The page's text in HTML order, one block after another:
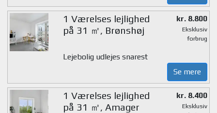
1 Værelses lejlighed
på 31 ㎡, Brønshøj
kr. 8.800
Eksklusiv
forbrug
Lejebolig udlejes snarest
Se mere
1 Værelses lejlighed
på 31 ㎡, Amager
kr. 8.400
Eksklusiv